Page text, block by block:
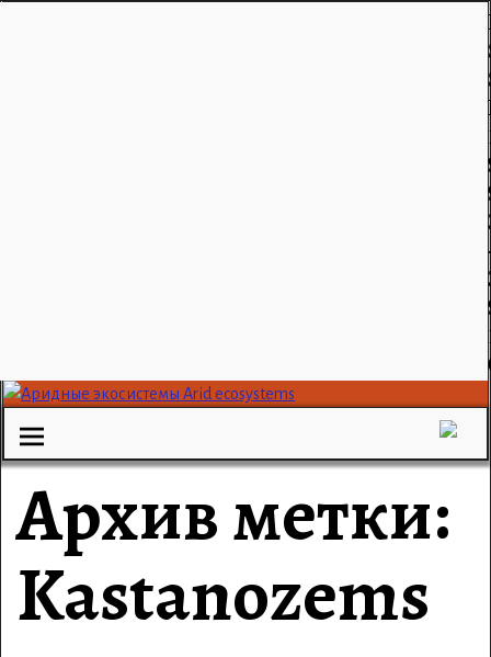
Архив метки:
Kastanozems